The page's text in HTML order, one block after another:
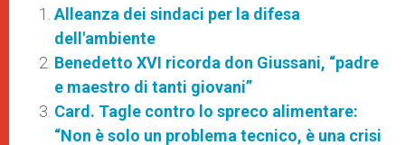
Alleanza dei sindaci per la difesa
dell'ambiente
Benedetto XVI ricorda don Giussani, “padre
e maestro di tanti giovani”
Card. Tagle contro lo spreco alimentare:
“Non è solo un problema tecnico, è una crisi